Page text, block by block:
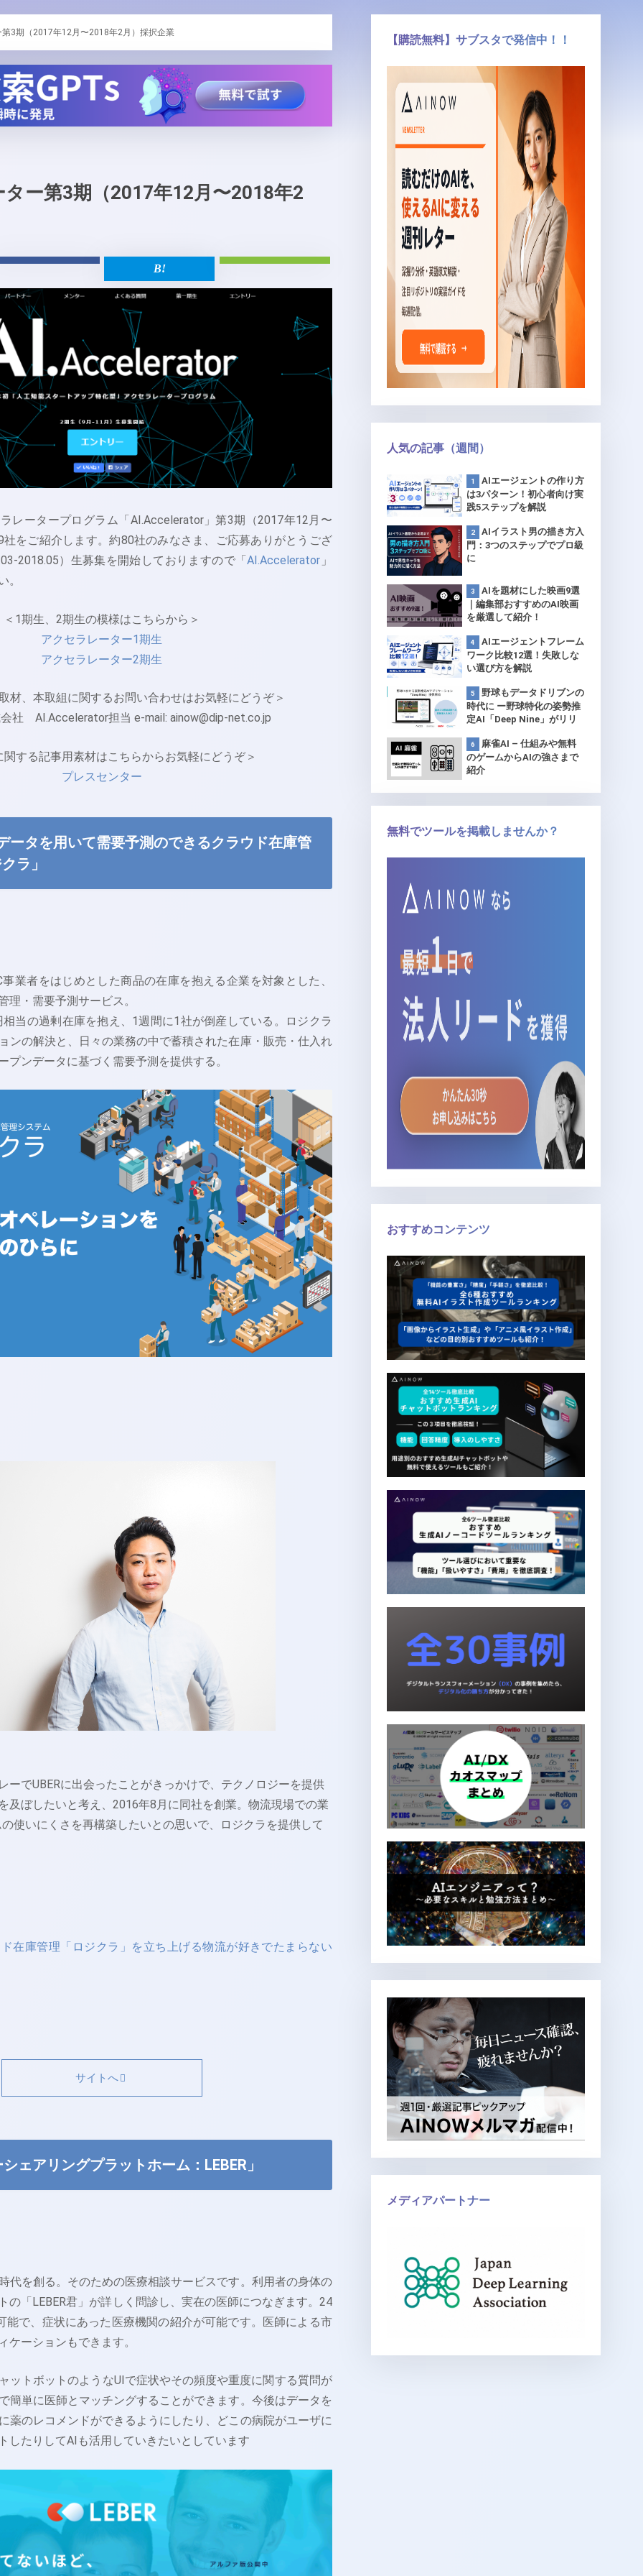
3期（2017年12月〜2018年2月）採択企業
ー第3期（2017年12月〜2018年2
レータープログラム「AI.Accelerator」第3期（2017年12月〜
をご紹介します。約80社のみなさま、ご応募ありがとうござ
2018.05）生募集を開始しておりますので「AI.Accelerator 」
。
＜1期生、2期生の模様はこちらから＞
アクセラレーター1期生
アクセラレーター2期生
材、本取組に関するお問い合わせはお気軽にどうぞ＞
社 AI.Accelerator担当 e-mail: ainow@dip-net.co.jp
関する記事用素材はこちらからお気軽にどうぞ＞
プレスセンター
ータを用いて需要予測のできるクラウド在庫管
ラ」
業者をはじめとした商品の在庫を抱える企業を対象とした、
理・需要予測サービス。
当の過剰在庫を抱え、1週間に1社が倒産している。ロジクラ
ンの解決と、日々の業務の中で蓄積された在庫・販売・仕入れ
プンデータに基づく需要予測を提供する。
ーでUBERに出会ったことがきっかけで、テクノロジーを提供
及ぼしたいと考え、2016年8月に同社を創業。物流現場での業
使いにくさを再構築したいとの思いで、ロジクラを提供して
在庫管理「ロジクラ」を立ち上げる物流が好きでたまらない
サイトへ
ェアリングプラットホーム：LEBER」
代を創る。そのための医療相談サービスです。利用者の身体の
の「LEBER君」が詳しく問診し、実在の医師につなぎます。24
能で、症状にあった医療機関の紹介が可能です。医師による市
ケーションもできます。
ットボットのようなUIで症状やその頻度や重度に関する質問が
簡単に医師とマッチングすることができます。今後はデータを
薬のレコメンドができるようにしたり、どこの病院がユーザに
したりしてAIも活用していきたいとしています
【購読無料】サブスタで発信中！！
人気の記事（週間）
AIエージェントの作り方
は3パターン！初心者向け実
践5ステップを解説
AIイラスト男の描き方入
門：3つのステップでプロ級
に
AIを題材にした映画9選
｜編集部おすすめのAI映画
を厳選して紹介！
AIエージェントフレーム
ワーク比較12選！失敗しな
い選び方を解説
野球もデータドリブンの
時代に ー野球特化の姿勢推
定AI「Deep Nine」がリリ
入】麻雀AI – 仕組みや無料
のゲームからAIの強さまで
紹介
無料でツールを掲載しませんか？
おすすめコンテンツ
メディアパートナー